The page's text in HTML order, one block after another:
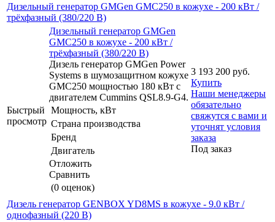
Дизельный генератор GMGen GMC250 в кожухе - 200 кВт /
трёхфазный (380/220 В)
Быстрый
просмотр
Дизельный генератор GMGen
GMC250 в кожухе - 200 кВт /
трёхфазный (380/220 В)
Дизель генератор GMGen Power
Systems в шумозащитном кожухе
GMC250 мощностью 180 кВт с
двигателем Cummins QSL8.9-G4.
Мощность, кВт
Страна производства
Бренд
Двигатель
Отложить
Сравнить
(0 оценок)
3 193 200 руб.
Купить
Наши менеджеры
обязательно
свяжутся с вами и
уточнят условия
заказа
Под заказ
Дизель генератор GENBOX YD8MS в кожухе - 9.0 кВт /
однофазный (220 В)